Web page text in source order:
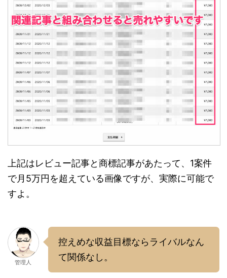
上記はレビュー記事と商標記事があたって、1案件
で月5万円を超えている画像ですが、実際に可能で
すよ。
管理人
控えめな収益目標ならライバルなん
て関係なし。